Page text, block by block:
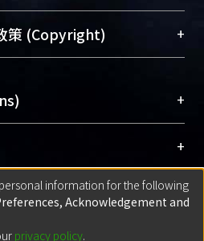
and promote researcher
Library integrates the
with “Academic
度提升資訊取用性的社會運
是透過將研究著作公開供使
速研究發展、提升研究影響
深入了解OA）
策 (Copyright) +
匯入者所有，或由第三方贊
認該版權所有者及第三方同
the submission is your
you have the right to
+
Guide)
Manual)
Service)
+
算機中心帳號登入
登入(With ORCID)
+
information for the following
Acknowledgement and
privacy policy.